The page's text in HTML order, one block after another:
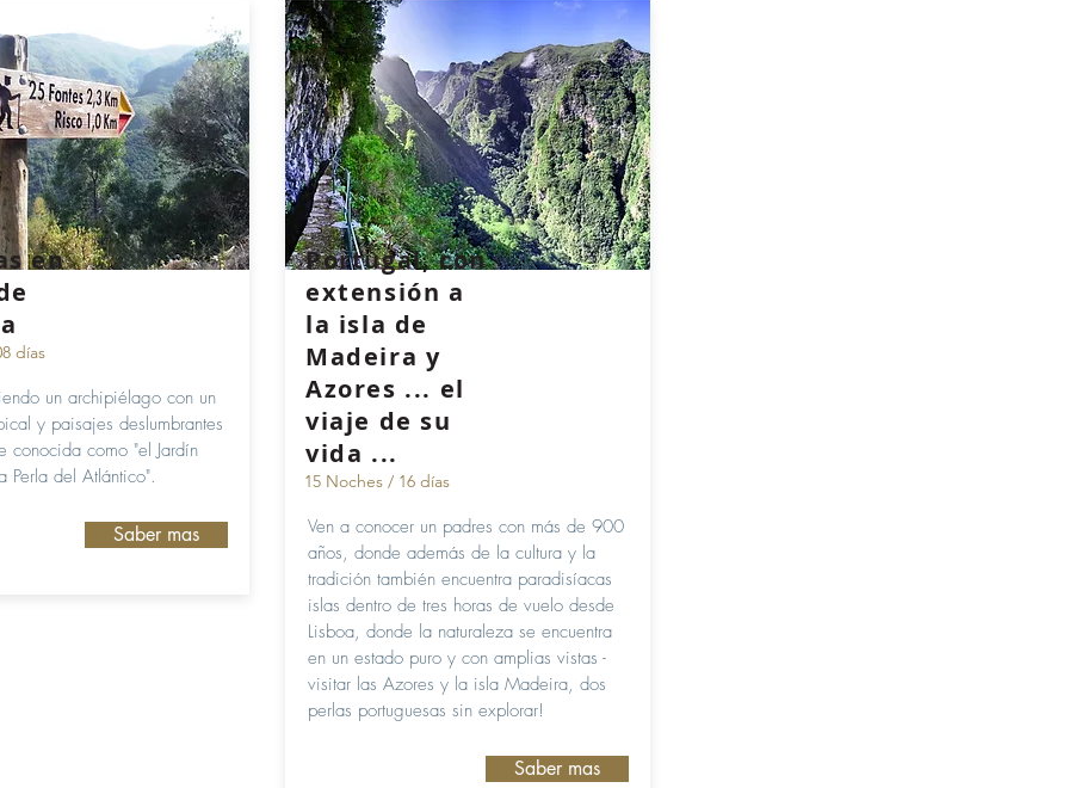
en
días
un archipiélago con un
y paisajes deslumbrantes
conocida como "el Jardín
Perla del Atlántico".
Saber mas
Portugal, con
extensión a
la isla de
Madeira y
Azores ... el
viaje de su
vida ...
15 Noches / 16 días
Ven a conocer un padres con más de 900
años, donde además de la cultura y la
tradición también encuentra paradisíacas
islas dentro de tres horas de vuelo desde
Lisboa, donde la naturaleza se encuentra
en un estado puro y con amplias vistas -
visitar las Azores y la isla Madeira, dos
perlas portuguesas sin explorar!
Saber mas